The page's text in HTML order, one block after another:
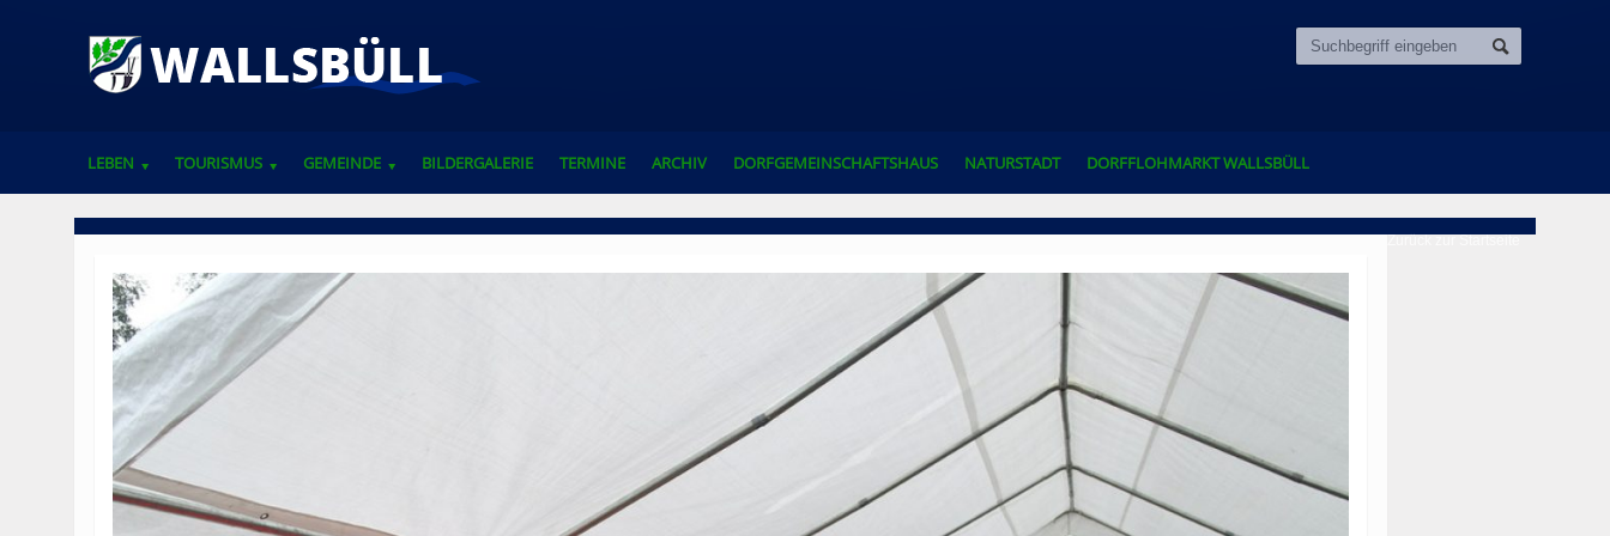
LEBEN TOURISMUS GEMEINDE BILDERGALERIE TERMINE ARCHIV DORFGEMEINSCHAFTSHAUS NATURSTADT DORFFLOHMARKT WALLSBÜLL